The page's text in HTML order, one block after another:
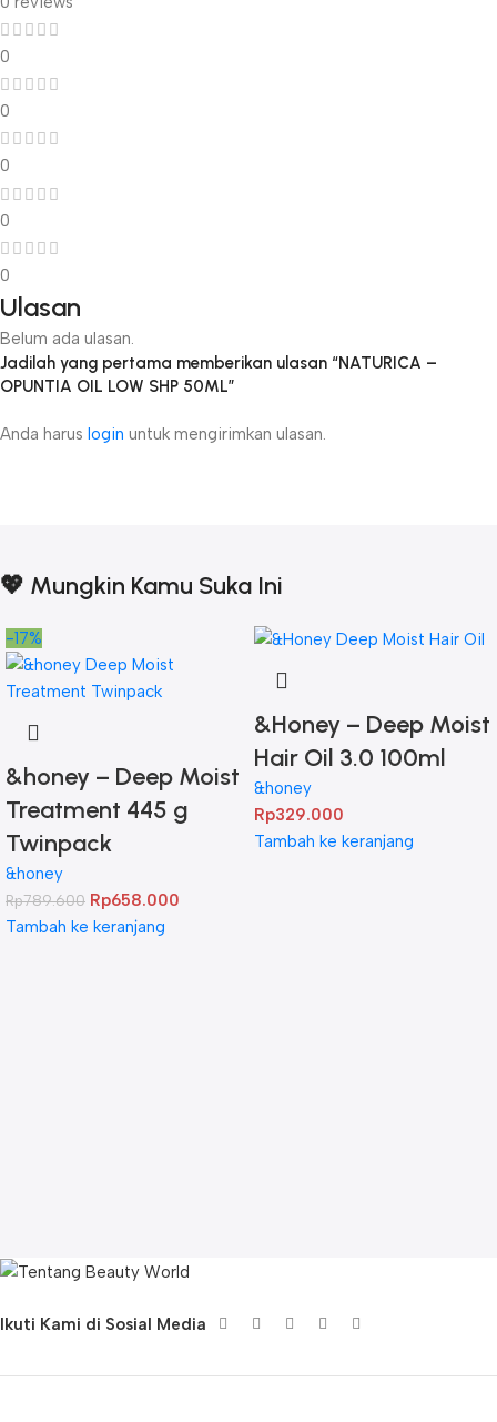
0
0
0
0
0
Ulasan
Belum ada ulasan.
Jadilah yang pertama memberikan ulasan “NATURICA –
OPUNTIA OIL LOW SHP 50ML”
Anda harus login untuk mengirimkan ulasan.
💖 Mungkin Kamu Suka Ini
-17%
&honey – Deep Moist
Treatment 445 g
Twinpack
&honey
Rp789.600 Rp658.000
Tambah ke keranjang
&Honey – Deep Moist
Hair Oil 3.0 100ml
&honey
Rp329.000
Tambah ke keranjang
Ikuti Kami di Sosial Media